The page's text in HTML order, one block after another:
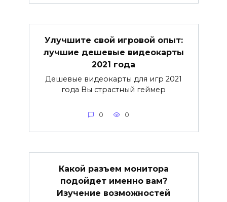
Улучшите свой игровой опыт:
лучшие дешевые видеокарты
2021 года
Дешевые видеокарты для игр 2021
года Вы страстный геймер
0 0
Какой разъем монитора
подойдет именно вам?
Изучение возможностей